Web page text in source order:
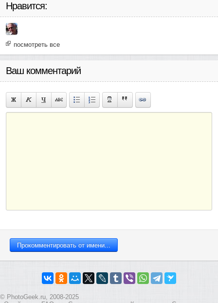
Нравится:
посмотреть все
Ваш комментарий
© PhotoGeek.ru, 2008-2025